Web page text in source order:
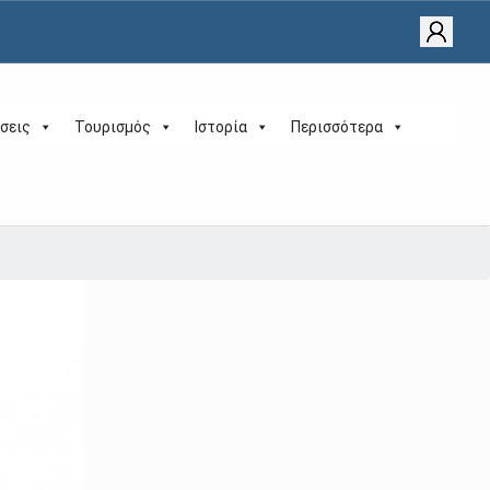
Τουρισμός Ιστορία Περισσότερα